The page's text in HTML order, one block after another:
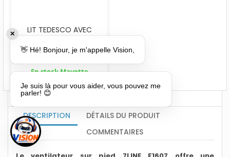
LIT TEDESCO AVEC
446,50 € 357,20 €
En stock Mayotte
DESCRIPTION
DÉTAILS DU PRODUIT
COMMENTAIRES
✕
👋 Hé! Bonjour, je m'appelle Vision,
Je suis là pour vous aider, vous pouvez me
parler! 😊